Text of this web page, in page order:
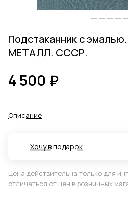
Подстаканник с
МЕТАЛЛ. СССР.
4 500 ₽
Описание
Хочу в подарок
Цена действительна только для
отличаться от цен в розничных